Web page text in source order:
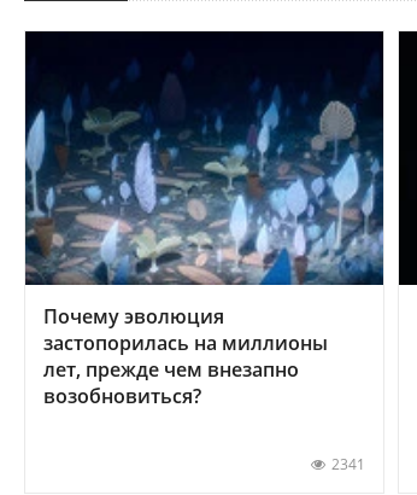
Почему эволюция
застопорилась на миллионы
лет, прежде чем внезапно
возобновиться?
2341